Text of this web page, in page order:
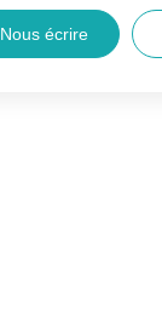
Nous écrire